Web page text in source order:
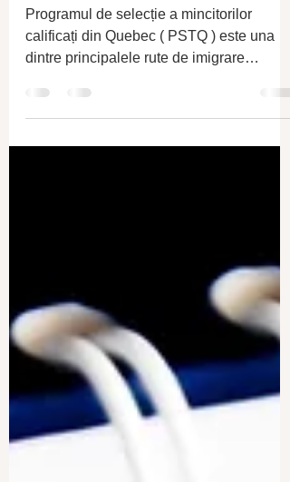
programului și a celor
patru categorii
Programul de selecție a mincitorilor